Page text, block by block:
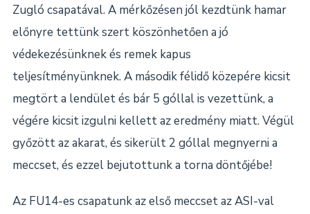
Zugló csapatával. A mérkőzésen jól kezdtünk hamar
előnyre tettünk szert köszönhetően a jó
védekezésünknek és remek kapus
teljesítményünknek. A második félidő közepére kicsit
megtört a lendület és bár 5 góllal is vezettünk, a
végére kicsit izgulni kellett az eredmény miatt. Végül
győzött az akarat, és sikerült 2 góllal megnyerni a
meccset, és ezzel bejutottunk a torna döntőjébe!
Az FU14-es csapatunk az első meccset az ASI-val